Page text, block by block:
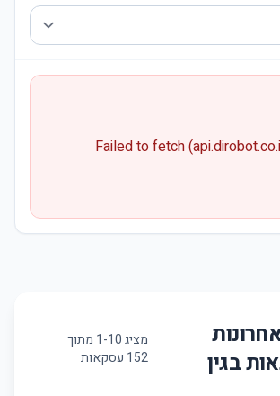
Failed to fetch
בגין
מציג 1-10
מתוך
152 עסקאות